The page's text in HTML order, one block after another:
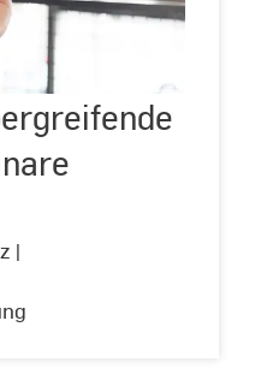
|
AGWW-
Seminare